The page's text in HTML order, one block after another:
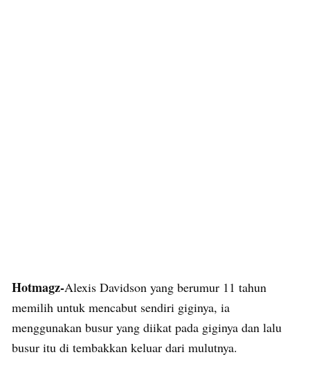
Hotmagz-Alexis Davidson yang berumur 11 tahun
memilih untuk mencabut sendiri giginya, ia
menggunakan busur yang diikat pada giginya dan lalu
busur itu di tembakkan keluar dari mulutnya.